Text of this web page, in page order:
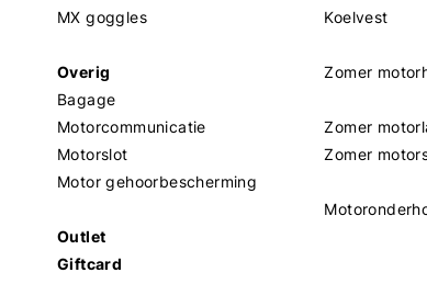
MX goggles
Overig
Bagage
Motorcommunicatie
Motorslot
Motor gehoorbescherming
Outlet
Giftcard
Koelvest
Zomer
Zomer
Zomer